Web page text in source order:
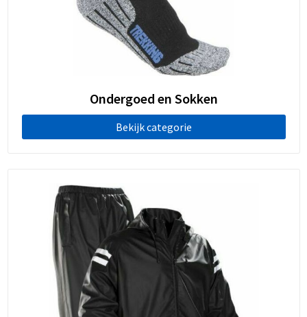
Ondergoed en Sokken
Bekijk categorie